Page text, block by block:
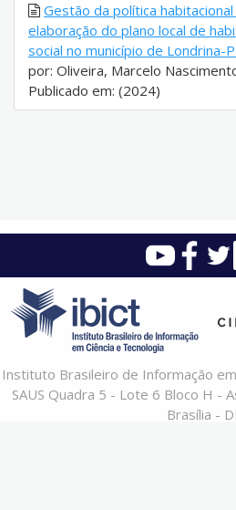
Gestão da política
elaboração do plano local de
social no município de Londrina-
por: Oliveira, Marcelo
Publicado em: (2024)
Instituto Brasileiro de Informação
SAUS Quadra 5 - Lote 6 Bloco H -
Brasília -